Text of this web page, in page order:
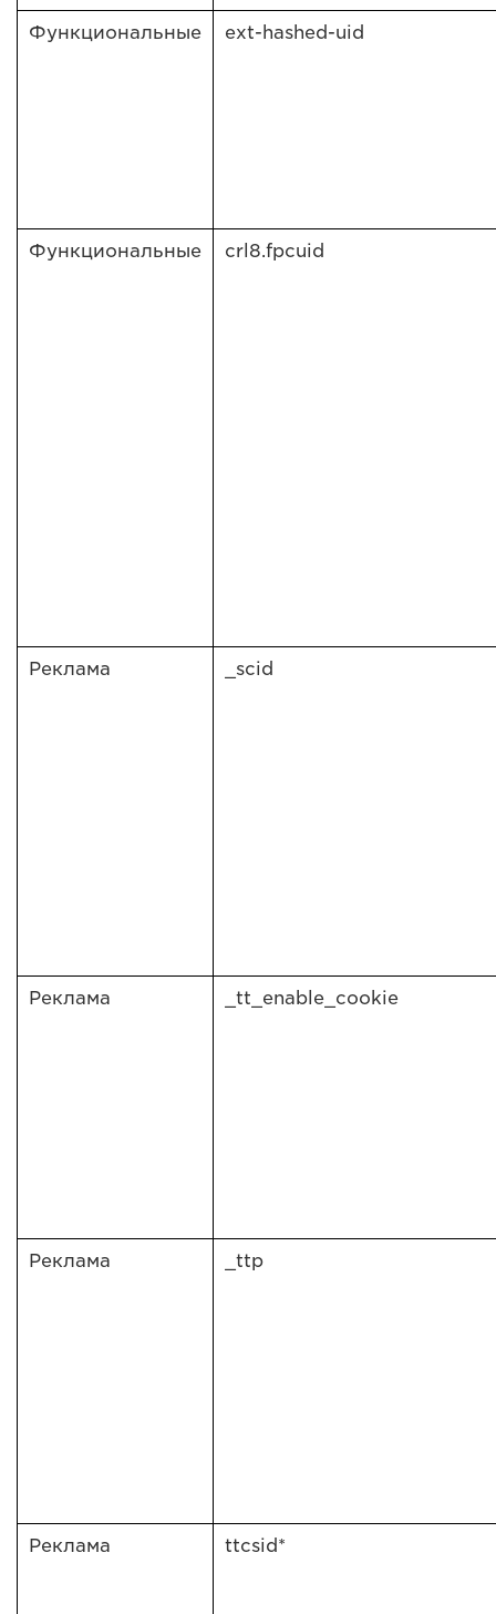
Функциональные ext-hashed-uid
Функциональные crl8.fpcuid
Реклама _scid
Реклама _tt_enable_cookie
Реклама _ttp
Реклама ttcsid*